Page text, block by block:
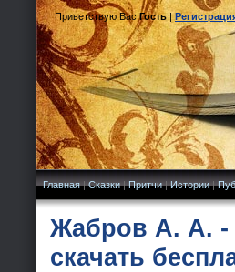
Приветствую Вас Гость|
Главная|Сказки|Притчи|Истории|
Жабров А. А. -
скачать